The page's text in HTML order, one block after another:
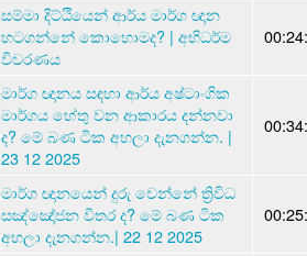
සම්මා දිට්ඨියෙන් ආර්ය මාර්ග ඥාන
හටගන්නේ කොහොමද? | අභිධර්ම
විවරණය
මාර්ග ඥානය සඳහා ආර්ය අෂ්ටාංගික
මාර්ගය හේතු වන ආකාරය දන්නවා
ද? මේ බණ ටික අහලා දැනගන්න. |
23 12 2025
මාර්ග ඥානයෙන් දුරු වෙන්නේ ත්‍රිවිධ
සඤ්ඤෝජන විතර ද? මේ බණ ටික
අහලා දැනගන්න.| 22 12 2025